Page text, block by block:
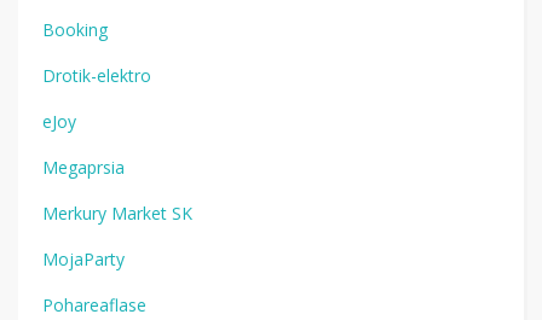
Booking
Drotik-elektro
eJoy
Megaprsia
Merkury Market SK
MojaParty
Pohareaflase